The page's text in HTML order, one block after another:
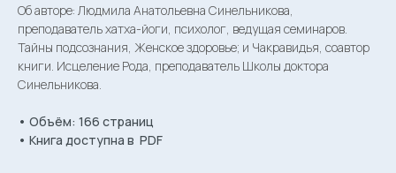
Об авторе: Людмила Анатольевна Синельникова,
преподаватель хатха-йоги, психолог, ведущая семинаров.
Тайны подсознания, Женское здоровье; и Чакравидья, соавтор
книги. Исцеление Рода, преподаватель Школы доктора
Синельникова.
• Объём: 166 страниц
• Книга доступна в PDF
Svetoch Publishing House
svetoch.press@gmail.com